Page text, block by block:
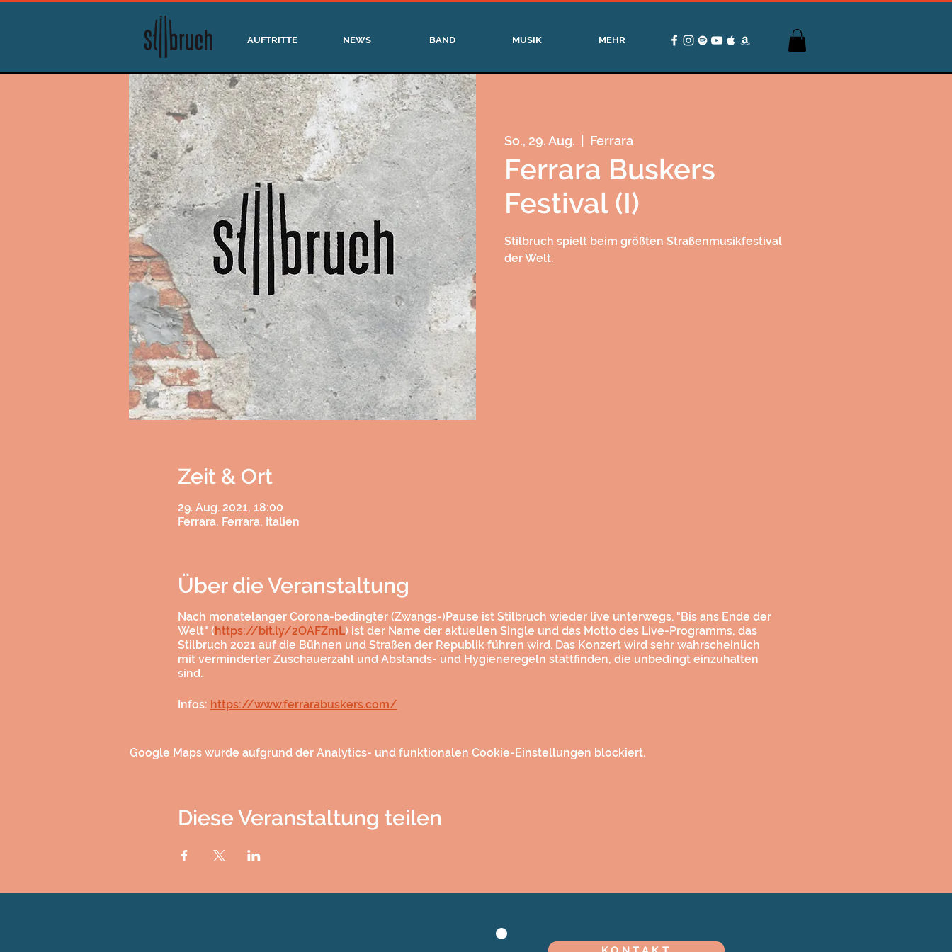
AUFTRITTE NEWS BAND MUSIK MEHR
So., 29. Aug. Ferrara
Ferrara Buskers
Festival (I)
Stilbruch spielt beim größten Straßenmusikfestival
der Welt.
Zeit & Ort
29. Aug. 2021, 18:00
Ferrara, Ferrara, Italien
Über die Veranstaltung
Nach monatelanger Corona-bedingter (Zwangs-)Pause ist Stilbruch wieder live unterwegs. "Bis ans Ende der
Welt" ( https://bit.ly/2OAFZmL) ist der Name der aktuellen Single und das Motto des Live-Programms, das
Stilbruch 2021 auf die Bühnen und Straßen der Republik führen wird. Das Konzert wird sehr wahrscheinlich
mit verminderter Zuschauerzahl und Abstands- und Hygieneregeln stattfinden, die unbedingt einzuhalten
sind.
Infos: https://www.ferrarabuskers.com/
Google Maps wurde aufgrund der Analytics- und funktionalen Cookie-Einstellungen blockiert.
Diese Veranstaltung teilen